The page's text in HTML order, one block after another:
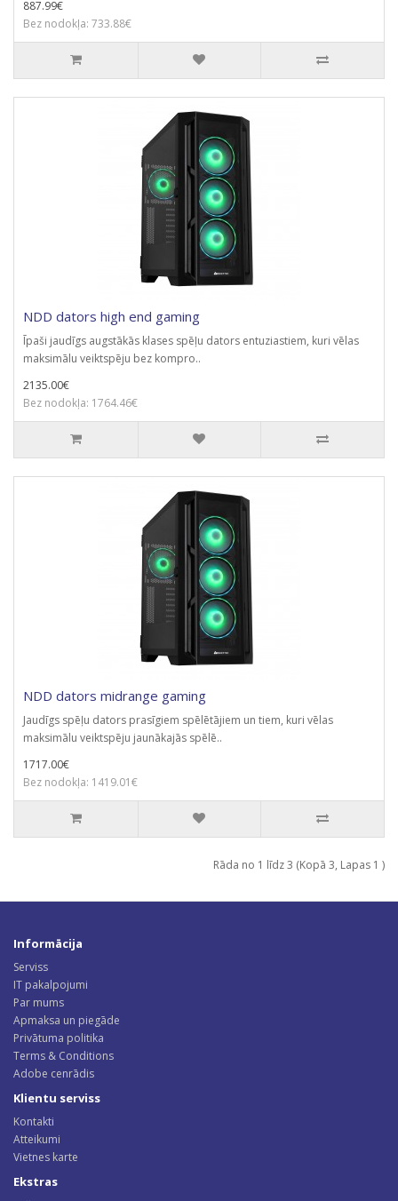
887.99€
Bez nodokļa: 733.88€
NDD dators high end gaming
Īpaši jaudīgs augstākās klases spēļu dators entuziastiem, kuri vēlas
maksimālu veiktspēju bez kompro..
2135.00€
Bez nodokļa: 1764.46€
NDD dators midrange gaming
Jaudīgs spēļu dators prasīgiem spēlētājiem un tiem, kuri vēlas
maksimālu veiktspēju jaunākajās spēlē..
1717.00€
Bez nodokļa: 1419.01€
Rāda no 1 līdz 3 (Kopā 3, Lapas 1 )
Informācija
Serviss
IT pakalpojumi
Par mums
Apmaksa un piegāde
Privātuma politika
Terms & Conditions
Adobe cenrādis
Klientu serviss
Kontakti
Atteikumi
Vietnes karte
Ekstras